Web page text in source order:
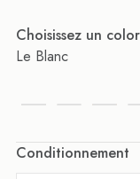
Choisissez un
Le Blanc
Conditionnement